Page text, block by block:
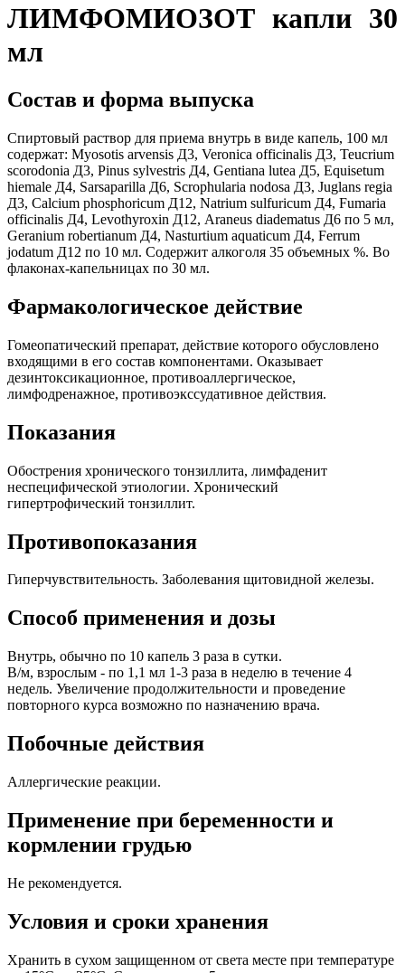
ЛИМФОМИОЗОТ капли 30
мл
Состав и форма выпуска
Спиртовый раствор для приема внутрь в виде капель, 100 мл
содержат: Myosotis arvensis Д3, Veronica officinalis Д3, Teucrium
scorodonia Д3, Pinus sylvestris Д4, Gentiana lutea Д5, Equisetum
hiemale Д4, Sarsaparilla Д6, Scrophularia nodosa Д3, Juglans regia
Д3, Calcium phosphoricum Д12, Natrium sulfuricum Д4, Fumaria
officinalis Д4, Levothyroxin Д12, Araneus diadematus Д6 по 5 мл,
Geranium robertianum Д4, Nasturtium aquaticum Д4, Ferrum
jodatum Д12 по 10 мл. Содержит алкоголя 35 объемных %. Во
флаконах-капельницах по 30 мл.
Фармакологическое действие
Гомеопатический препарат, действие которого обусловлено
входящими в его состав компонентами. Оказывает
дезинтоксикационное, противоаллергическое,
лимфодренажное, противоэкссудативное действия.
Показания
Обострения хронического тонзиллита, лимфаденит
неспецифической этиологии. Хронический
гипертрофический тонзиллит.
Противопоказания
Гиперчувствительность. Заболевания щитовидной железы.
Способ применения и дозы
Внутрь, обычно по 10 капель 3 раза в сутки.
В/м, взрослым - по 1,1 мл 1-3 раза в неделю в течение 4
недель. Увеличение продолжительности и проведение
повторного курса возможно по назначению врача.
Побочные действия
Аллергические реакции.
Применение при беременности и
кормлении грудью
Не рекомендуется.
Условия и сроки хранения
Хранить в сухом защищенном от света месте при температуре